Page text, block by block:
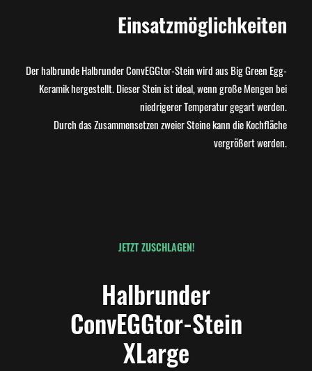
Einsatzmöglichkeiten
Der halbrunde Halbrunder ConvEGGtor-Stein wird aus Big Green Egg-
Keramik hergestellt. Dieser Stein ist ideal, wenn große Mengen bei
niedrigerer Temperatur gegart werden.
Durch das Zusammensetzen zweier Steine kann die Kochfläche
vergrößert werden.
JETZT ZUSCHLAGEN!
Halbrunder
ConvEGGtor-Stein
XLarge